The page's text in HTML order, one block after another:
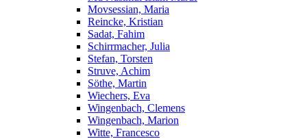
Movsessian, Maria
Reincke, Kristian
Sadat, Fahim
Schirrmacher, Julia
Stefan, Torsten
Struve, Achim
Söthe, Martin
Wiechers, Eva
Wingenbach, Clemens
Wingenbach, Marion
Witte, Francesco